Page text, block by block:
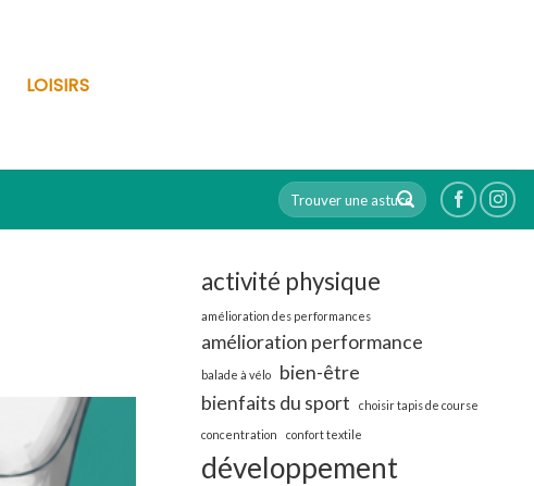
LOISIRS
activité physique
amélioration des performances
amélioration performance
balade à vélo
bien-être
bienfaits du sport
choisir tapis de course
concentration confort textile
développement